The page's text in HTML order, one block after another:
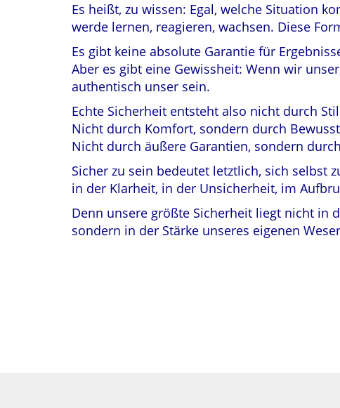
Es heißt, zu wissen: Egal, welche Situation
werde lernen, reagieren, wachsen. Diese
Es gibt keine absolute Garantie für
Aber es gibt eine Gewissheit: Wenn wir
authentisch unser sein.
Echte Sicherheit entsteht also nicht durch
Nicht durch Komfort, sondern durch
Nicht durch äußere Garantien, sondern
Sicher zu sein bedeutet letztlich, sich selbst
in der Klarheit, in der Unsicherheit, im
Denn unsere größte Sicherheit liegt nicht in
sondern in der Stärke unseres eigenen